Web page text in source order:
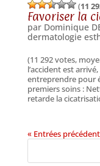
(11
Favoriser la
par Dominique
dermatologie
(11 292 votes,
l’accident est
entreprendre pour
premiers soins :
retarde la
« Entrées